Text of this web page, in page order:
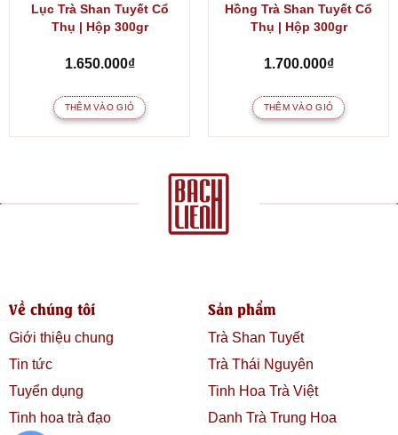
Lục Trà Shan Tuyết Cổ
Thụ | Hộp 300gr
1.650.000₫
THÊM VÀO GIỎ
Hồng Trà Shan Tuyết Cổ
Thụ | Hộp 300gr
1.700.000₫
THÊM VÀO GIỎ
Về chúng tôi
Giới thiệu chung
Tin tức
Tuyển dụng
Tinh hoa trà đạo
Sản phẩm
Trà Shan Tuyết
Trà Thái Nguyên
Tinh Hoa Trà Việt
Danh Trà Trung Hoa